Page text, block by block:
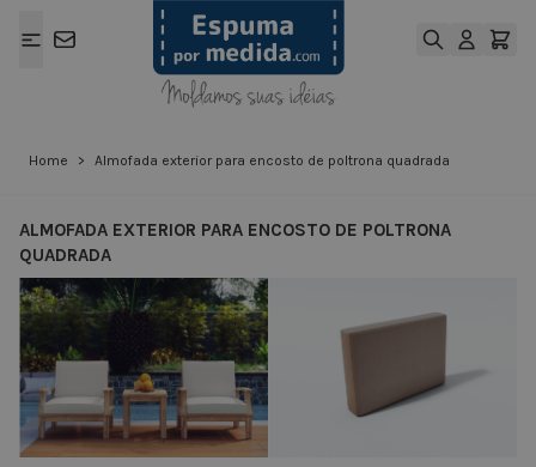
Home > Almofada exterior para encosto de poltrona quadrada
ALMOFADA EXTERIOR PARA ENCOSTO DE POLTRONA
QUADRADA
View larger image